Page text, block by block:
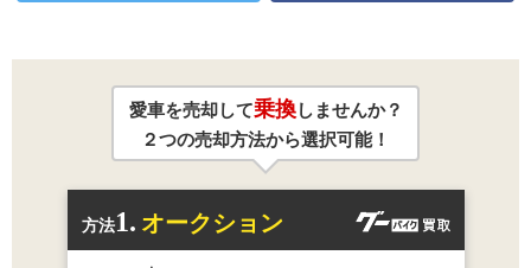
愛車を売却して乗換しませんか？
２つの売却方法から選択可能！
方法1. オークション